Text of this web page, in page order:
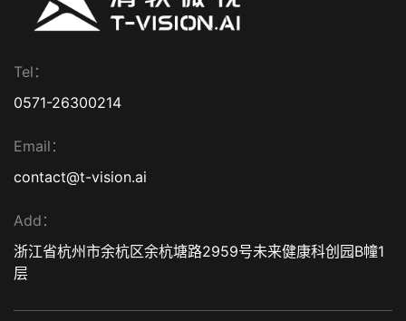
Tel：
0571-26300214
Email：
contact@t-vision.ai
Add：
浙江省杭州市余杭区余杭塘路2959号未来健康科创园B幢1
层